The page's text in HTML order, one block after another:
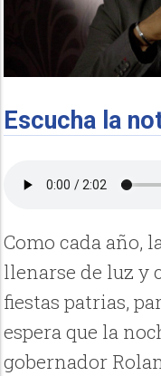
Escucha la
Como cada año,
llenarse de luz y
fiestas patrias,
espera que la
gobernador